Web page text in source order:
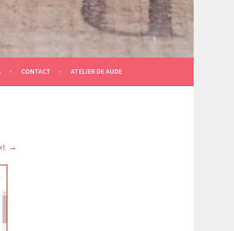
CONTACT ATELIER DE AUDE